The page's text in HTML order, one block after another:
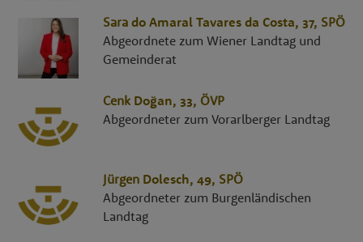
Sara do Amaral Tavares da Costa, 37, SPÖ
Abgeordnete zum Wiener Landtag und
Gemeinderat
Cenk Doğan, 33, ÖVP
Abgeordneter zum Vorarlberger Landtag
Jürgen Dolesch, 49, SPÖ
Abgeordneter zum Burgenländischen
Landtag